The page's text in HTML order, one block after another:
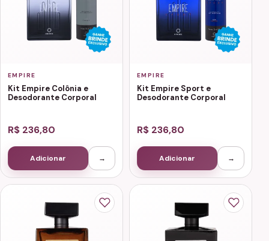
EMPIRE
Kit Empire Colônia e
Desodorante Corporal
R$ 236,80
Adicionar →
EMPIRE
Kit Empire Sport e
Desodorante Corporal
R$ 236,80
Adicionar →